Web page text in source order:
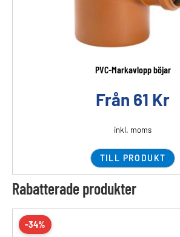
PVC-Markavlopp böjar
Från 61 Kr
inkl. moms
TILL PRODUKT
Rabatterade produkter
-34%